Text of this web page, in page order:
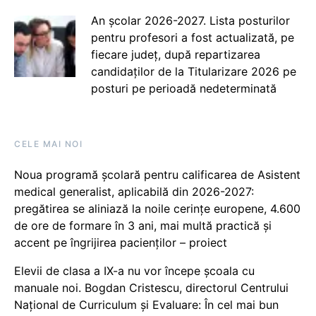
An școlar 2026-2027. Lista posturilor
pentru profesori a fost actualizată, pe
fiecare județ, după repartizarea
candidaților de la Titularizare 2026 pe
posturi pe perioadă nedeterminată
CELE MAI NOI
Noua programă școlară pentru calificarea de Asistent
medical generalist, aplicabilă din 2026-2027:
pregătirea se aliniază la noile cerințe europene, 4.600
de ore de formare în 3 ani, mai multă practică și
accent pe îngrijirea pacienților – proiect
Elevii de clasa a IX-a nu vor începe școala cu
manuale noi. Bogdan Cristescu, directorul Centrului
Național de Curriculum și Evaluare: În cel mai bun